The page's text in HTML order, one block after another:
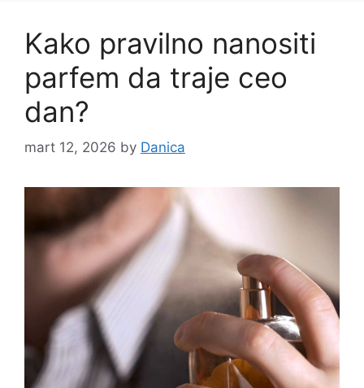
Kako pravilno nanositi
parfem da traje ceo
dan?
mart 12, 2026 by Danica